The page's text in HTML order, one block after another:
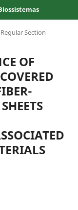
Regular Section
OF